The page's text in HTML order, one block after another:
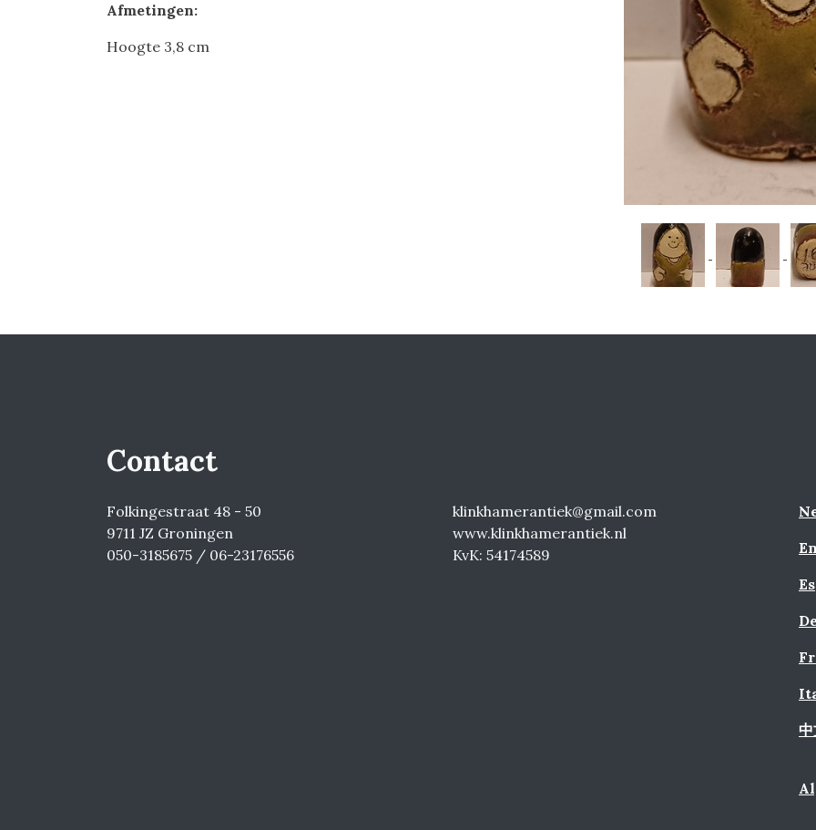
Afmetingen:
Hoogte 3,8 cm
Contact
Folkingestraat 48 - 50
9711 JZ Groningen
050-3185675 / 06-23176556
klinkhamerantiek@gmail.com
www.klinkhamerantiek.nl
KvK: 54174589